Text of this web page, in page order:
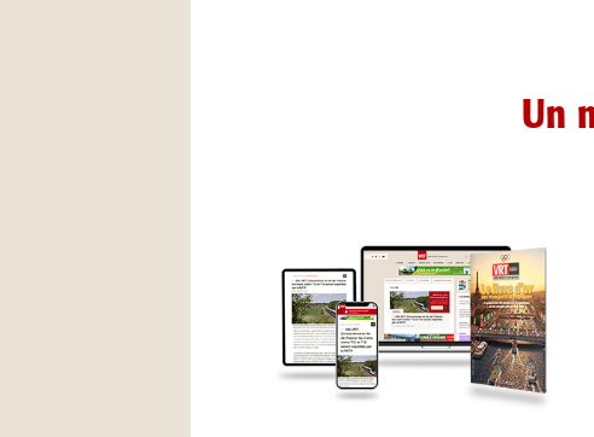
Un